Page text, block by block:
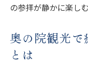
の参拝が静かに楽し
奥の院観光
とは